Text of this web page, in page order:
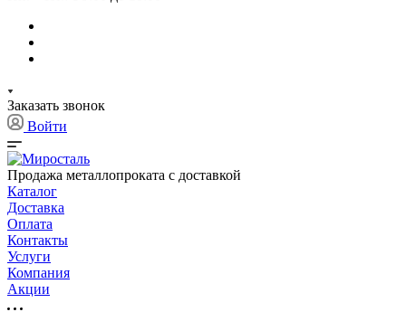
Заказать звонок
Войти
Продажа металлопроката с доставкой
Каталог
Доставка
Оплата
Контакты
Услуги
Компания
Акции